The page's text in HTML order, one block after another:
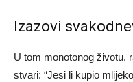
Izazovi
U tom monotonog životu,
stvari: “Jesi li kupio